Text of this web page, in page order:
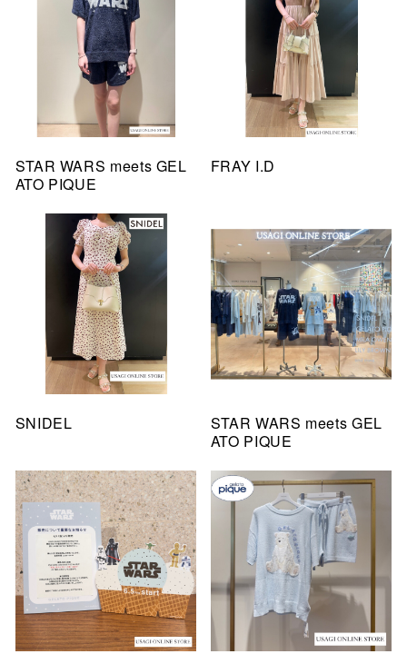
STAR WARS meets GEL
ATO PIQUE
FRAY I.D
SNIDEL
STAR WARS meets GEL
ATO PIQUE